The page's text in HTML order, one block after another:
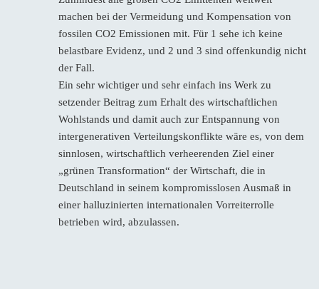
machen bei der Vermeidung und Kompensation von
fossilen CO2 Emissionen mit. Für 1 sehe ich keine
belastbare Evidenz, und 2 und 3 sind offenkundig nicht
der Fall.
Ein sehr wichtiger und sehr einfach ins Werk zu
setzender Beitrag zum Erhalt des wirtschaftlichen
Wohlstands und damit auch zur Entspannung von
intergenerativen Verteilungskonflikte wäre es, von dem
sinnlosen, wirtschaftlich verheerenden Ziel einer
„grünen Transformation“ der Wirtschaft, die in
Deutschland in seinem kompromisslosen Ausmaß in
einer halluzinierten internationalen Vorreiterrolle
betrieben wird, abzulassen.